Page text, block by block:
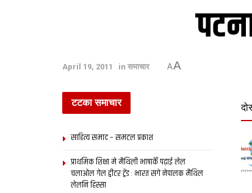
April 19, 2011 in समाचार AA
टटका समाचार
साहित्य समाद – समटल प्रकाश
प्राथमिक शि‍क्षा मे मैथि‍ली भाषाकेँ पढ़ाई लेल
चलाओल गेल ट्वीटर ट्रेंड : भारत संगे नेपालक मैथिल
लेलनि हिस्सा